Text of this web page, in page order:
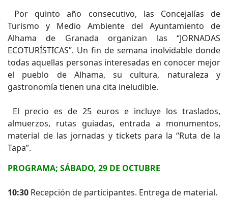
Por quinto año consecutivo, las Concejalías de
Turismo y Medio Ambiente del Ayuntamiento de
Alhama de Granada organizan las “JORNADAS
ECOTURÍSTICAS”. Un fin de semana inolvidable donde
todas aquellas personas interesadas en conocer mejor
el pueblo de Alhama, su cultura, naturaleza y
gastronomía tienen una cita ineludible.
El precio es de 25 euros e incluye los traslados,
almuerzos, rutas guiadas, entrada a monumentos,
material de las jornadas y tickets para la “Ruta de la
Tapa”.
PROGRAMA; SÁBADO, 29 DE OCTUBRE
10:30 Recepción de participantes. Entrega de material.